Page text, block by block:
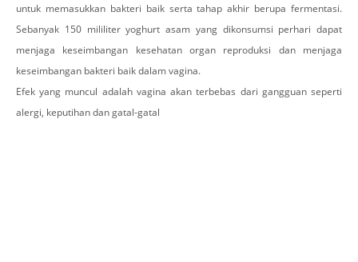
untuk memasukkan bakteri baik serta tahap akhir berupa fermentasi.
Sebanyak 150 mililiter yoghurt asam yang dikonsumsi perhari dapat
menjaga keseimbangan kesehatan organ reproduksi dan menjaga
keseimbangan bakteri baik dalam vagina.
Efek yang muncul adalah vagina akan terbebas dari gangguan seperti
alergi, keputihan dan gatal-gatal